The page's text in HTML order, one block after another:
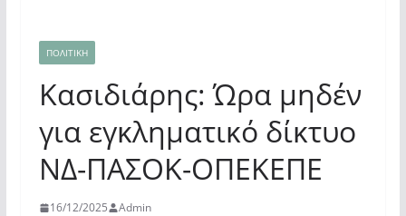
ΠΟΛΙΤΙΚΗ
Κασιδιάρης: Ώρα μηδέν
για εγκληματικό δίκτυο
ΝΔ-ΠΑΣΟΚ-ΟΠΕΚΕΠΕ
16/12/2025 Admin